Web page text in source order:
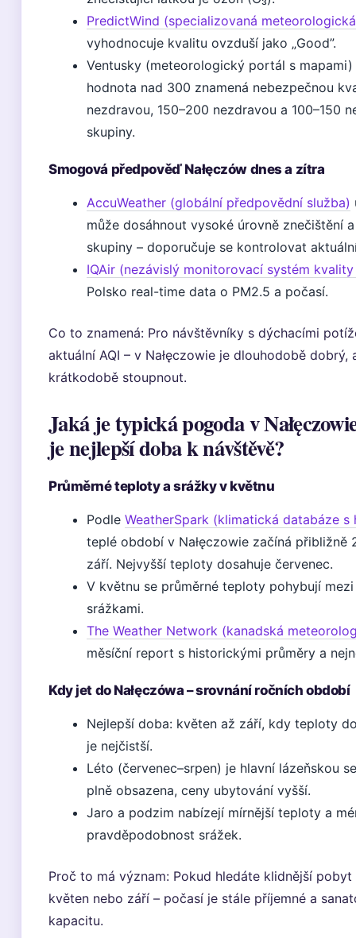
PredictWind (specializovaná
vyhodnocuje kvalitu ovzduší jako „Good”.
Ventusky (meteorologický portál s mapami)
hodnota nad 300 znamená nebezpečnou
nezdravou, 150–200 nezdravou a 100–150
skupiny.
Smogová předpověď Nałęczów dnes a zítra
AccuWeather (globální předpovědní služba)
může dosáhnout vysoké úrovně znečištění
skupiny – doporučuje se kontrolovat
IQAir (nezávislý monitorovací systém
Polsko real-time data o PM2.5 a počasí.
Co to znamená: Pro návštěvníky s dýchacími
aktuální AQI – v Nałęczowie je dlouhodobě dobrý,
krátkodobě stoupnout.
Jaká je typická pogoda v
je nejlepší doba k návštěvě?
Průměrné teploty a srážky v květnu
Podle WeatherSpark (klimatická databáze
teplé období v Nałęczowie začíná přibližně
září. Nejvyšší teploty dosahuje červenec.
V květnu se průměrné teploty pohybují mezi
srážkami.
The Weather Network (kanadská
měsíční report s historickými průměry a
Kdy jet do Nałęczówa – srovnání ročních období
Nejlepší doba: květen až září, kdy teploty
je nejčistší.
Léto (červenec–srpen) je hlavní lázeňskou
plně obsazena, ceny ubytování vyšší.
Jaro a podzim nabízejí mírnější teploty a
pravděpodobnost srážek.
Proč to má význam: Pokud hledáte klidnější
květen nebo září – počasí je stále příjemné a
kapacitu.